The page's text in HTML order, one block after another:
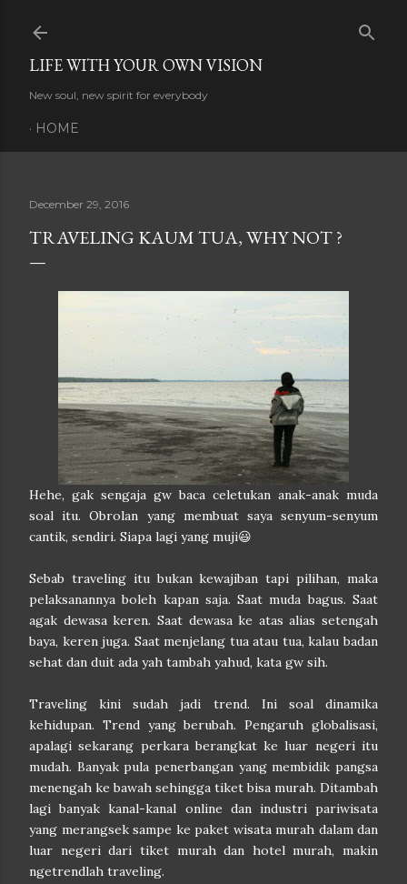
LIFE WITH YOUR OWN VISION
New soul, new spirit for everybody
HOME
December 29, 2016
TRAVELING KAUM TUA, WHY NOT ?
Hehe, gak sengaja gw baca celetukan anak-anak muda
soal itu. Obrolan yang membuat saya senyum-senyum
cantik, sendiri. Siapa lagi yang muji😃
Sebab traveling itu bukan kewajiban tapi pilihan, maka
pelaksanannya boleh kapan saja. Saat muda bagus. Saat
agak dewasa keren. Saat dewasa ke atas alias setengah
baya, keren juga. Saat menjelang tua atau tua, kalau badan
sehat dan duit ada yah tambah yahud, kata gw sih.
Traveling kini sudah jadi trend. Ini soal dinamika
kehidupan. Trend yang berubah. Pengaruh globalisasi,
apalagi sekarang perkara berangkat ke luar negeri itu
mudah. Banyak pula penerbangan yang membidik pangsa
menengah ke bawah sehingga tiket bisa murah. Ditambah
lagi banyak kanal-kanal online dan industri pariwisata
yang merangsek sampe ke paket wisata murah dalam dan
luar negeri dari tiket murah dan hotel murah, makin
ngetrendlah traveling.